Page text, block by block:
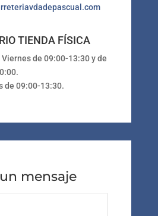
TIENDA FÍSICA
Viernes de 09:00-13:30 y de
de 09:00-13:30.
mensaje